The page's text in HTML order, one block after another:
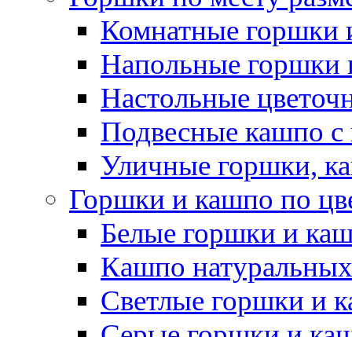
Комнатные горшки
Напольные горшки
Настольные
Подвесные кашпо с
Уличные горшки,
Горшки и кашпо по
Белые горшки и
Кашпо
Светлые горшки и